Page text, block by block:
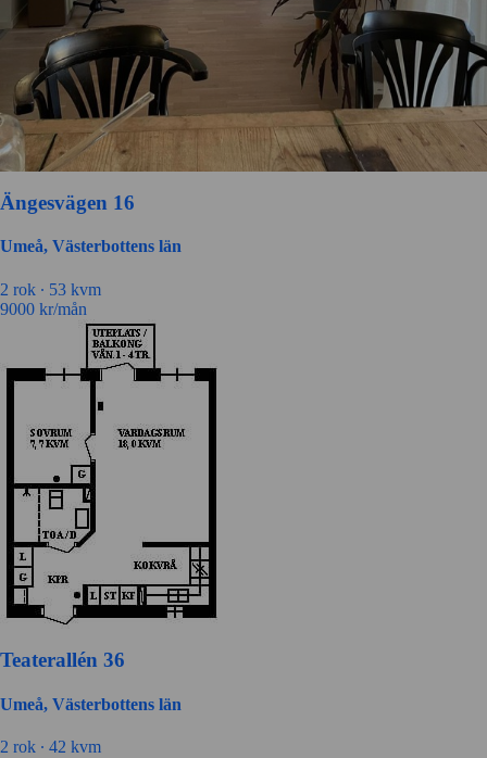
Ängesvägen 16
Umeå, Västerbottens län
2 rok ∙ 53 kvm
9000 kr/mån
Teaterallén 36
Umeå, Västerbottens län
2 rok ∙ 42 kvm